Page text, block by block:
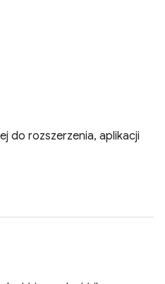
do rozszerzenia, aplikacji